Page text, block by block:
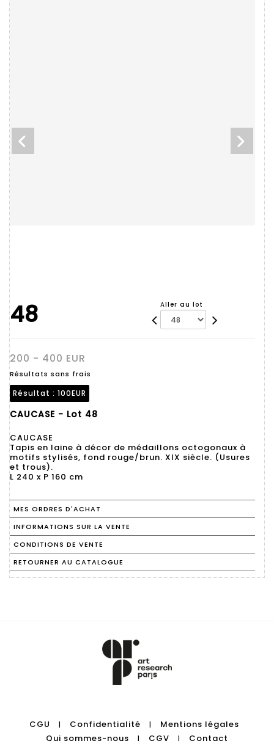
48 Aller au lot
200 - 400 EUR
Résultats sans frais
Résultat : 100EUR
CAUCASE - Lot 48
CAUCASE
Tapis en laine à décor de médaillons octogonaux à
motifs stylisés, fond rouge/brun. XIX siècle. (Usures
et trous).
L 240 x P 160 cm
MES ORDRES D'ACHAT
INFORMATIONS SUR LA VENTE
CONDITIONS DE VENTE
RETOURNER AU CATALOGUE
CGU | Confidentialité |
Mentions légales
Qui sommes-nous
| CGV | Contact